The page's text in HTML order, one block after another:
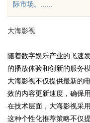
uz
际市场。......
大海影视
随着数字娱乐产业的飞速
的播放体验和创新的服务
大海影视不仅提供最新的
效的内容更新速度，确保
在技术层面，大海影视采
这种个性化推荐策略不仅
机构函授站教学点